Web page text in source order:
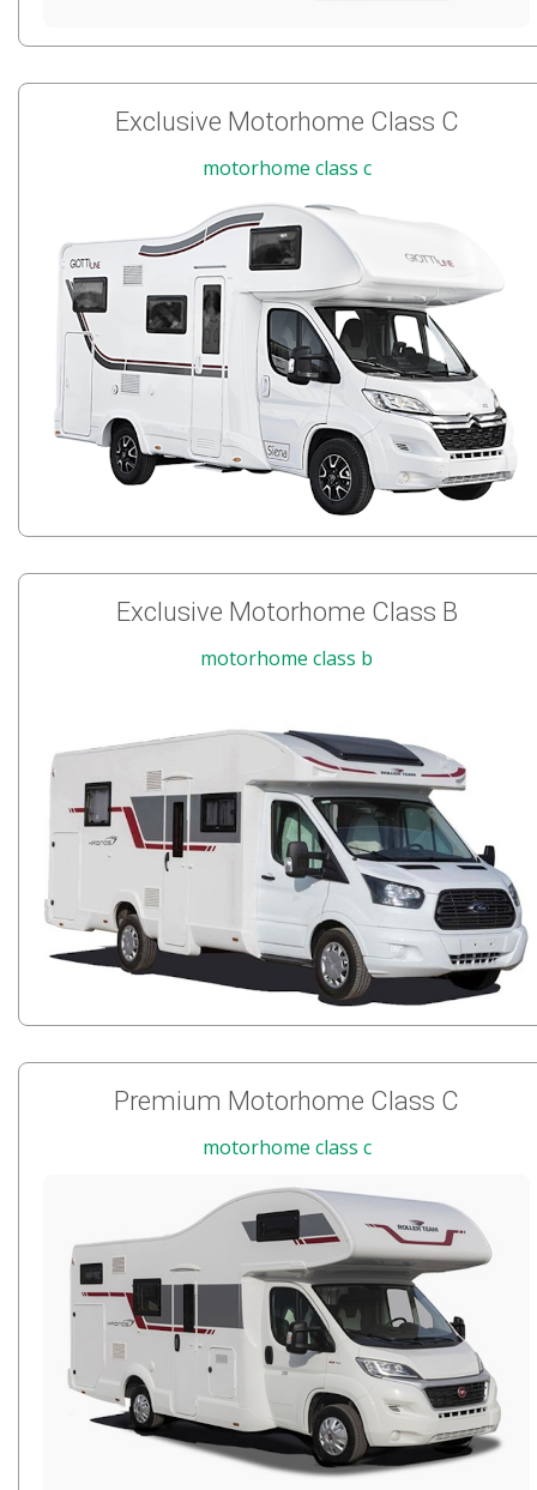
Exclusive Motorhome Class C
motorhome class c
Exclusive Motorhome Class B
motorhome class b
Premium Motorhome Class C
motorhome class c